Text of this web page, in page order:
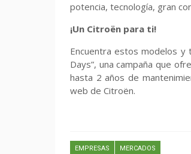
potencia, tecnología, gran
¡Un Citroën para ti!
Encuentra estos modelos y
Days”, una campaña que
hasta 2 años de
web de Citroën.
EMPRESAS MERCADOS